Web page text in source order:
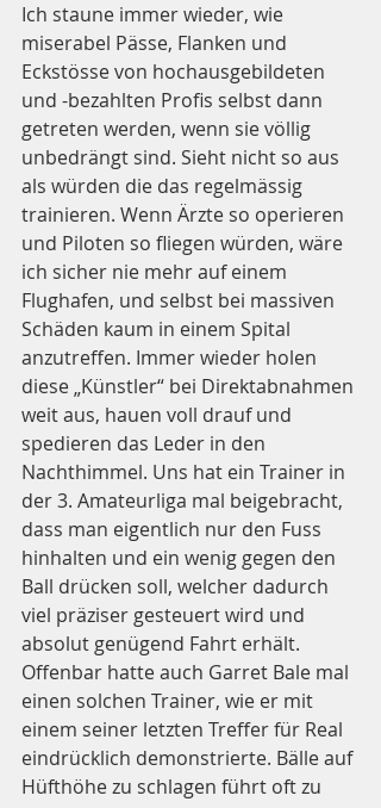
Ich staune immer wieder, wie
miserabel Pässe, Flanken und
Eckstösse von hochausgebildeten
und -bezahlten Profis selbst dann
getreten werden, wenn sie völlig
unbedrängt sind. Sieht nicht so aus
als würden die das regelmässig
trainieren. Wenn Ärzte so operieren
und Piloten so fliegen würden, wäre
ich sicher nie mehr auf einem
Flughafen, und selbst bei massiven
Schäden kaum in einem Spital
anzutreffen. Immer wieder holen
diese „Künstler“ bei Direktabnahmen
weit aus, hauen voll drauf und
spedieren das Leder in den
Nachthimmel. Uns hat ein Trainer in
der 3. Amateurliga mal beigebracht,
dass man eigentlich nur den Fuss
hinhalten und ein wenig gegen den
Ball drücken soll, welcher dadurch
viel präziser gesteuert wird und
absolut genügend Fahrt erhält.
Offenbar hatte auch Garret Bale mal
einen solchen Trainer, wie er mit
einem seiner letzten Treffer für Real
eindrücklich demonstrierte. Bälle auf
Hüfthöhe zu schlagen führt oft zu